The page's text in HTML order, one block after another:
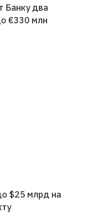
Банку два
€330 млн
$25 млрд на